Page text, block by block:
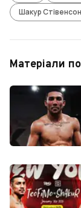
Шакур Стівенсон
Матеріали